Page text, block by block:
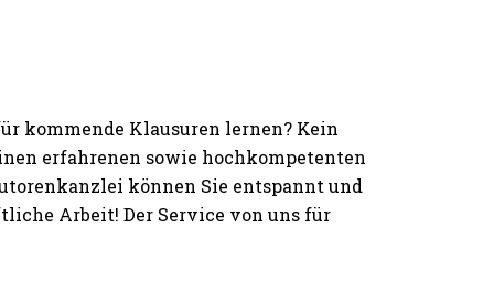
kommende Klausuren lernen? Kein
erfahrenen sowie hochkompetenten
können Sie entspannt und
Arbeit! Der Service von uns für